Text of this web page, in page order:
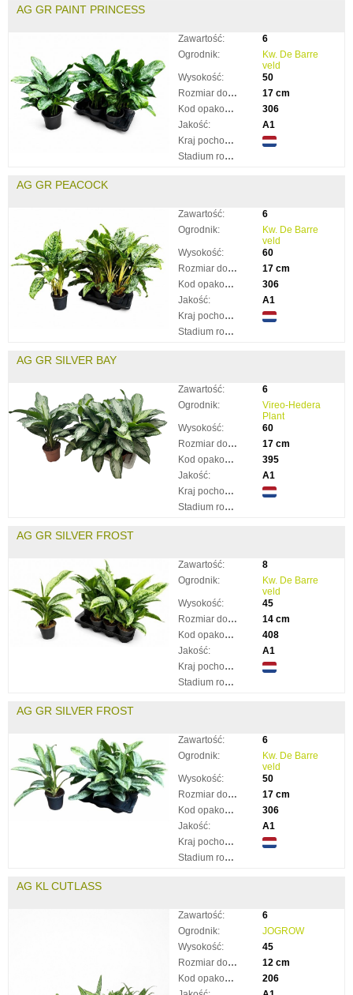
AG GR PAINT PRINCESS
Zawartość:
6
Ogrodnik:
Kw. De Barre
veld
Wysokość:
50
Rozmiar doniczki:
17 cm
Kod opakowania:
306
Jakość:
A1
Kraj pochodzenia:
Stadium rozkwitnięcia:
AG GR PEACOCK
Zawartość:
6
Ogrodnik:
Kw. De Barre
veld
Wysokość:
60
Rozmiar doniczki:
17 cm
Kod opakowania:
306
Jakość:
A1
Kraj pochodzenia:
Stadium rozkwitnięcia:
AG GR SILVER BAY
Zawartość:
6
Ogrodnik:
Vireo-Hedera
Plant
Wysokość:
60
Rozmiar doniczki:
17 cm
Kod opakowania:
395
Jakość:
A1
Kraj pochodzenia:
Stadium rozkwitnięcia:
AG GR SILVER FROST
Zawartość:
8
Ogrodnik:
Kw. De Barre
veld
Wysokość:
45
Rozmiar doniczki:
14 cm
Kod opakowania:
408
Jakość:
A1
Kraj pochodzenia:
Stadium rozkwitnięcia:
AG GR SILVER FROST
Zawartość:
6
Ogrodnik:
Kw. De Barre
veld
Wysokość:
50
Rozmiar doniczki:
17 cm
Kod opakowania:
306
Jakość:
A1
Kraj pochodzenia:
Stadium rozkwitnięcia:
AG KL CUTLASS
Zawartość:
6
Ogrodnik:
JOGROW
Wysokość:
45
Rozmiar doniczki:
12 cm
Kod opakowania:
206